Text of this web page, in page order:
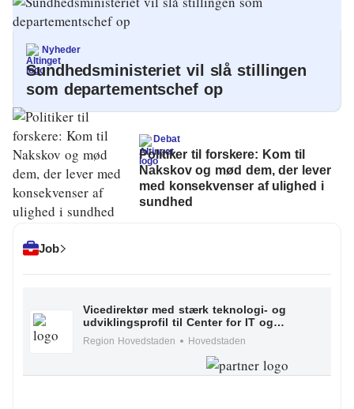
Erhverv
Etik og Tro
EU
Forskning
Forsvar og Beredskab
Fødevarer
Hovedstaden
Kommunal
Kultur
Nyheder
Sundhedsministeriet vil slå stillingen
som departementschef op
Debat
Politiker til forskere: Kom til
Nakskov og mød dem, der lever
med konsekvenser af ulighed i
sundhed
Job
Vicedirektør med stærk teknologi- og
udviklingsprofil til Center for IT og
Medicoteknologi
Region Hovedstaden Hovedstaden